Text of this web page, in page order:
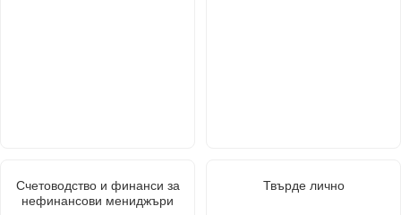
Счетоводство и финанси за
нефинансови мениджъри
Твърде лично